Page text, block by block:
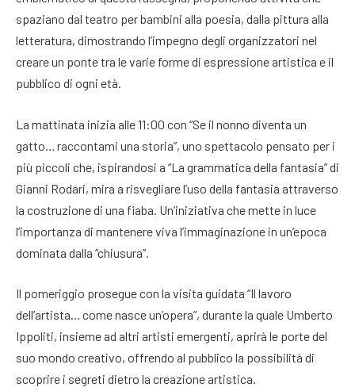
spaziano dal teatro per bambini alla poesia, dalla pittura alla
letteratura, dimostrando l’impegno degli organizzatori nel
creare un ponte tra le varie forme di espressione artistica e il
pubblico di ogni età.
La mattinata inizia alle 11:00 con “Se il nonno diventa un
gatto… raccontami una storia”, uno spettacolo pensato per i
più piccoli che, ispirandosi a “La grammatica della fantasia” di
Gianni Rodari, mira a risvegliare l’uso della fantasia attraverso
la costruzione di una fiaba. Un’iniziativa che mette in luce
l’importanza di mantenere viva l’immaginazione in un’epoca
dominata dalla “chiusura”.
Il pomeriggio prosegue con la visita guidata “Il lavoro
dell’artista… come nasce un’opera”, durante la quale Umberto
Ippoliti, insieme ad altri artisti emergenti, aprirà le porte del
suo mondo creativo, offrendo al pubblico la possibilità di
scoprire i segreti dietro la creazione artistica.